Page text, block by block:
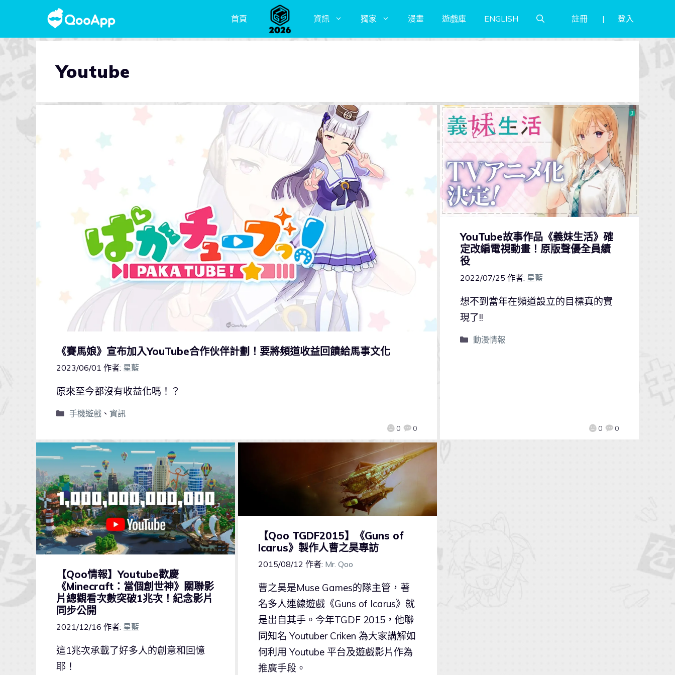
首頁 資訊 獨家 漫畫 遊戲庫 ENGLISH 註冊 登入
Youtube
《賽馬娘》宣布加入YouTube合作伙伴計劃！要將頻道收益回饋給馬事文化
2023/06/01 作者: 星藍
0 0
原來至今都沒有收益化嗎！？
手機遊戲、 資訊
YouTube故事作品《義妹生活》確
定改編電視動畫！原版聲優全員續
役
2022/07/25 作者: 星藍
0 0
想不到當年在頻道設立的目標真的實
現了!!
動漫情報
【Qoo情報】Youtube歡慶
《Minecraft：當個創世神》關聯影
片總觀看次數突破1兆次！紀念影片
同步公開
2021/12/16 作者: 星藍
這1兆次承載了好多人的創意和回憶
耶！
【Qoo TGDF2015】《Guns of
Icarus》製作人曹之昊專訪
2015/08/12 作者: Mr. Qoo
曹之昊是Muse Games的隊主管，著
名多人連線遊戲《Guns of Icarus》就
是出自其手。今年TGDF 2015，他聯
同知名 Youtuber Criken 為大家講解如
何利用 Youtube 平台及遊戲影片作為
推廣手段。